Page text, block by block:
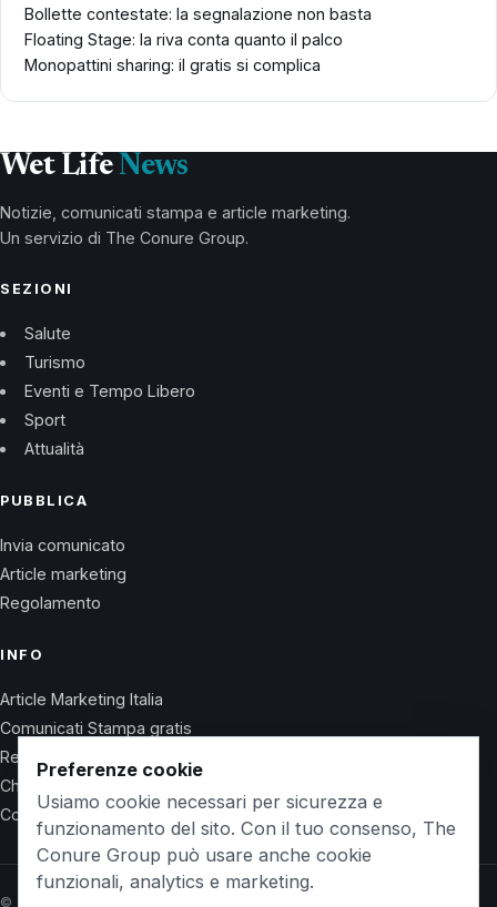
Bollette contestate: la segnalazione non basta
Floating Stage: la riva conta quanto il palco
Monopattini sharing: il gratis si complica
Wet Life News
Notizie, comunicati stampa e article marketing.
Un servizio di The Conure Group.
SEZIONI
Salute
Turismo
Eventi e Tempo Libero
Sport
Attualità
PUBBLICA
Invia comunicato
Article marketing
Regolamento
INFO
Article Marketing Italia
Comunicati Stampa gratis
Regolamento
Chi Siamo
Contatti
© 2026 Wet Life News · The Conure Group
Preferenze cookie
Usiamo cookie necessari per sicurezza e
funzionamento del sito. Con il tuo consenso, The
Conure Group può usare anche cookie
funzionali, analytics e marketing.